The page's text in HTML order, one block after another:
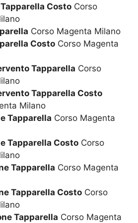
Costo Corso
Corso Magenta Milano
Costo Corso Magenta
Tapparella Corso
Tapparella Costo
Milano
Tapparella Corso Magenta
Tapparella Costo Corso
Tapparella Corso Magenta
Tapparella Costo Corso
Tapparella Corso Magenta